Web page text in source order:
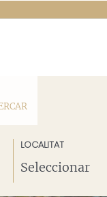
LOCALITAT